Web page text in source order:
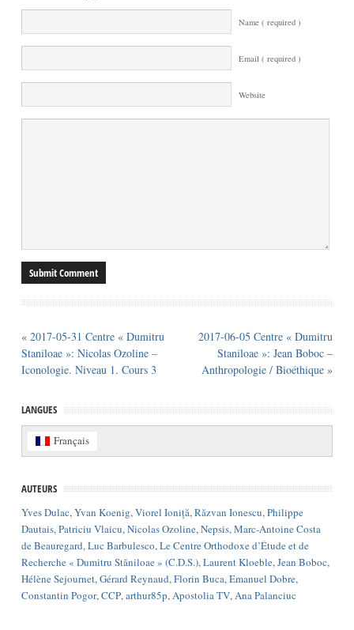
Name ( required )
Email ( required )
Website
« 2017-05-31 Centre « Dumitru
Staniloae »: Nicolas Ozoline –
Iconologie. Niveau 1. Cours 3
2017-06-05 Centre « Dumitru
Staniloae »: Jean Boboc –
Anthropologie / Bioéthique »
LANGUES
Français
AUTEURS
Yves Dulac,Yvan Koenig,Viorel Ioniță,Răzvan Ionescu,Philippe
Dautais,Patriciu Vlaicu,Nicolas Ozoline,Nepsis,Marc-Antoine Costa
de Beauregard,Luc Barbulesco,Le Centre Orthodoxe d’Étude et de
Recherche « Dumitru Stăniloae » (C.D.S.),Laurent Kloeble,Jean Boboc,
Hélène Sejournet,Gérard Reynaud,Florin Buca,Emanuel Dobre,
Constantin Pogor,CCP,arthur85p,Apostolia TV,Ana Palanciuc